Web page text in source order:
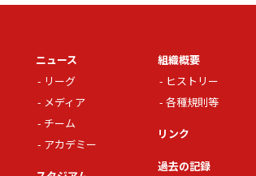
ニュース
リーグ
メディア
チーム
アカデミー
組織概要
ヒストリー
各種規則等
リンク
過去の記録